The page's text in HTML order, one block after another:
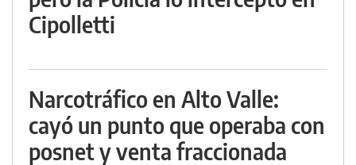
Cipolletti
Narcotráfico en Alto Valle:
cayó un punto que operaba con
posnet y venta fraccionada